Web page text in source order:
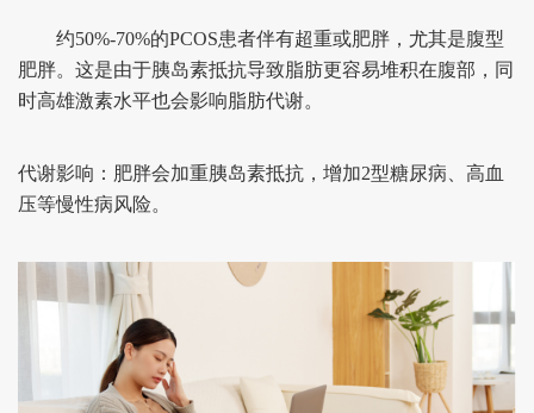
约50%-70%的PCOS患者伴有超重或肥胖，尤其是腹型
肥胖。这是由于胰岛素抵抗导致脂肪更容易堆积在腹部，同
时高雄激素水平也会影响脂肪代谢。
代谢影响：肥胖会加重胰岛素抵抗，增加2型糖尿病、高血
压等慢性病风险。